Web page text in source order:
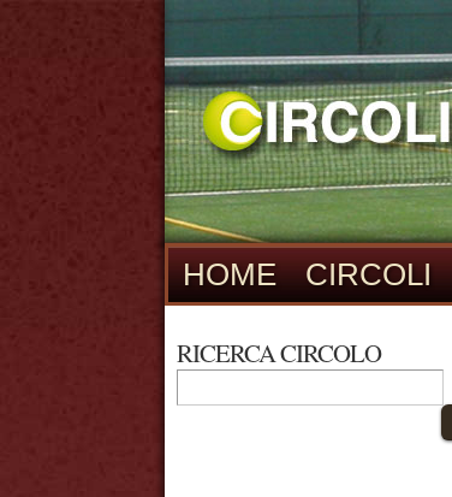
HOME CIRCOLI
RICERCA CIRCOLO